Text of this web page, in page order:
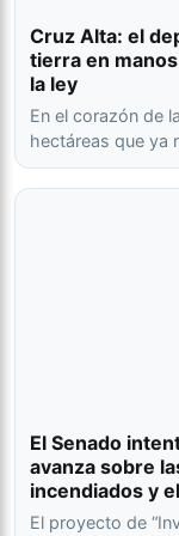
Cruz Alta: el
tierra en
la ley
En el corazón de
hectáreas que ya
El Senado
avanza sobre
incendiados y
El proyecto de